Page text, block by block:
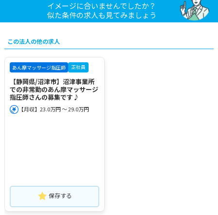
イメージに合いませんでしたか？
似た条件の求人も見てみましょう
この法人の他の求人
あん摩マッサージ指圧師 正社員
【静岡県/沼津市】沼津事業所
での非常勤のあん摩マッサージ
指圧師さんの募集です♪
【月収】23.0万円 ～ 29.0万円
保存する